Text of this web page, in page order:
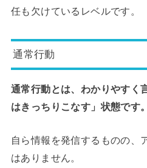
任も欠けているレベルです。
通常行動
通常行動とは、わかりやすく
はきっちりこなす」状態です。
自ら情報を発信するものの、
はありません。